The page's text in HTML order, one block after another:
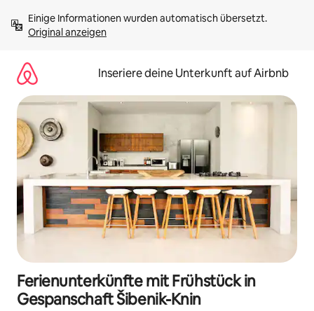
Inhalten
springenOriginal anzeigen
Inseriere deine Unterkunft auf Airbnb
Ferienunterkünfte mit Frühstück in
Gespanschaft Šibenik-Knin